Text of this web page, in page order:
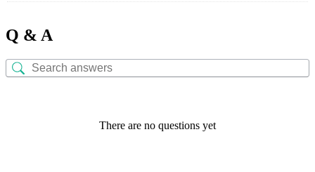
Q & A
There are no questions yet